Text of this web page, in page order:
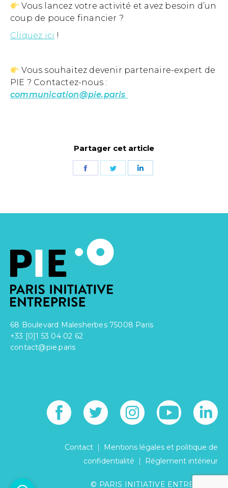
Vous lancez votre activité et avez besoin d’un
coup de pouce financier ?
Cliquez ici !
Vous souhaitez devenir partenaire-expert de
PIE ? Contactez-nous :
communication@pie.paris
Partager cet article
PartagerPartager
68 Boulevard Malesherbes 75008 Paris
+33 [0]1 53 04 02 62
contact@pie.paris
Contact |
Mentions légales et politique de
confidentialité | Réglement intérieur
© PARIS INITIATIVE ENTREPRISE